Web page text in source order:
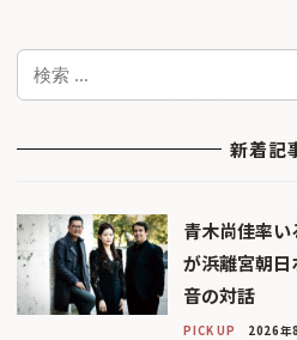
検
新着記
青木尚佳率
が浜離宮朝日
音の対話
PICK UP 2026年